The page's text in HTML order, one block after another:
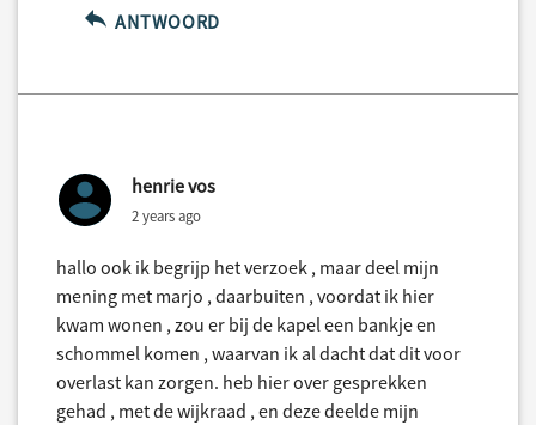
ANTWOORD
henrie vos
2 years ago
hallo ook ik begrijp het verzoek , maar deel mijn
mening met marjo , daarbuiten , voordat ik hier
kwam wonen , zou er bij de kapel een bankje en
schommel komen , waarvan ik al dacht dat dit voor
overlast kan zorgen. heb hier over gesprekken
gehad , met de wijkraad , en deze deelde mijn